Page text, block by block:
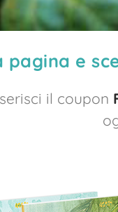
pagina e
il coupon